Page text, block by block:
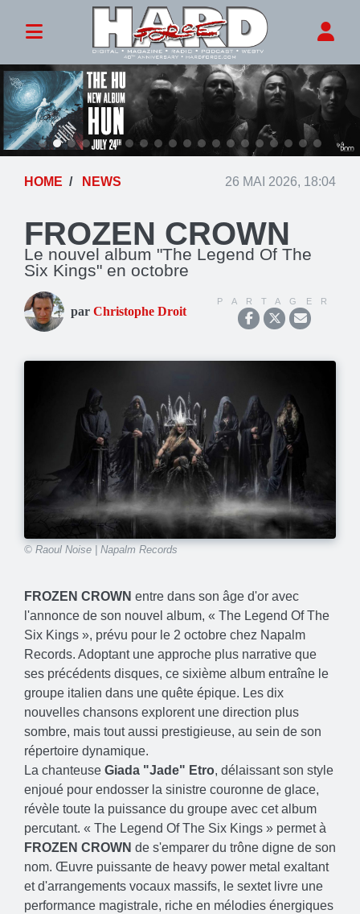
HOME NEWS 26 MAI 2026, 18:04
FROZEN CROWN
Le nouvel album "The Legend Of The
Six Kings" en octobre
par Christophe Droit
PARTAGER
© Raoul Noise | Napalm Records
FROZEN CROWN entre dans son âge d'or avec
l'annonce de son nouvel album, « The Legend Of The
Six Kings », prévu pour le 2 octobre chez Napalm
Records. Adoptant une approche plus narrative que
ses précédents disques, ce sixième album entraîne le
groupe italien dans une quête épique. Les dix
nouvelles chansons explorent une direction plus
sombre, mais tout aussi prestigieuse, au sein de son
répertoire dynamique.
La chanteuse Giada "Jade" Etro, délaissant son style
enjoué pour endosser la sinistre couronne de glace,
révèle toute la puissance du groupe avec cet album
percutant. « The Legend Of The Six Kings » permet à
FROZEN CROWN de s'emparer du trône digne de son
nom. Œuvre puissante de heavy power metal exaltant
et d'arrangements vocaux massifs, le sextet livre une
performance magistrale, riche en mélodies énergiques